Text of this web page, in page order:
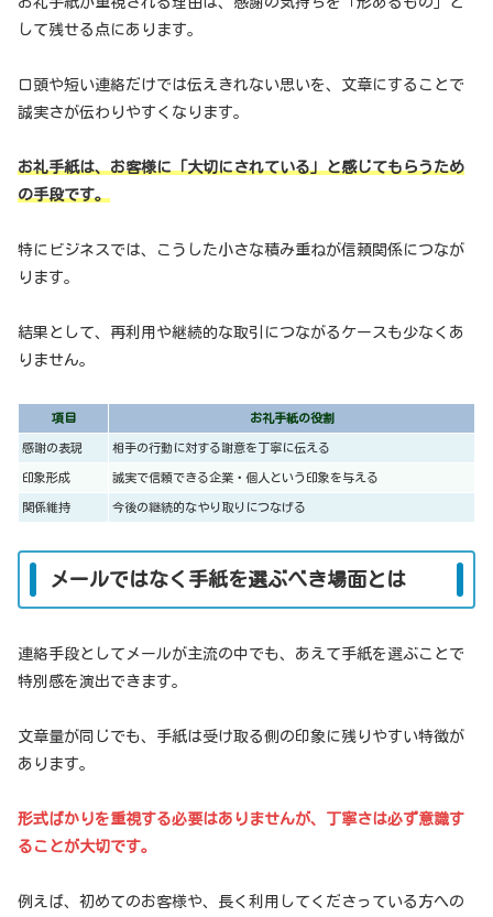
して残せる点にあります。
口頭や短い連絡だけでは伝えきれない思いを、文章にすることで
誠実さが伝わりやすくなります。
お礼手紙は、お客様に「大切にされている」と感じてもらうため
の手段です。
特にビジネスでは、こうした小さな積み重ねが信頼関係につなが
ります。
結果として、再利用や継続的な取引につながるケースも少なくあ
りません。
項目 お礼手紙の役割
感謝の表現 相手の行動に対する謝意を丁寧に伝える
印象形成 誠実で信頼できる企業・個人という印象を与える
関係維持 今後の継続的なやり取りにつなげる
メールではなく手紙を選ぶべき場面とは
連絡手段としてメールが主流の中でも、あえて手紙を選ぶことで
特別感を演出できます。
文章量が同じでも、手紙は受け取る側の印象に残りやすい特徴が
あります。
形式ばかりを重視する必要はありませんが、丁寧さは必ず意識す
ることが大切です。
例えば、初めてのお客様や、長く利用してくださっている方への